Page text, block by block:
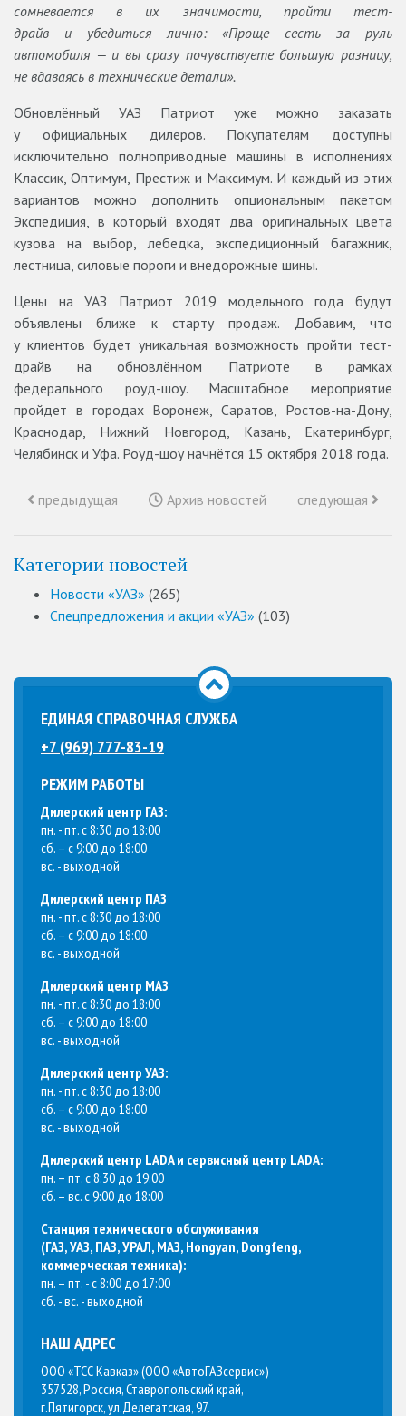
сомневается в их значимости, пройти тест-
драйв и убедиться лично: «Проще сесть за руль
автомобиля — и вы сразу почувствуете большую разницу,
не вдаваясь в технические детали».
Обновлённый УАЗ Патриот уже можно заказать
у официальных дилеров. Покупателям доступны
исключительно полноприводные машины в исполнениях
Классик, Оптимум, Престиж и Максимум. И каждый из этих
вариантов можно дополнить опциональным пакетом
Экспедиция, в который входят два оригинальных цвета
кузова на выбор, лебедка, экспедиционный багажник,
лестница, силовые пороги и внедорожные шины.
Цены на УАЗ Патриот 2019 модельного года будут
объявлены ближе к старту продаж. Добавим, что
у клиентов будет уникальная возможность пройти тест-
драйв на обновлённом Патриоте в рамках
федерального роуд-шоу. Масштабное мероприятие
пройдет в городах Воронеж, Саратов, Ростов-на-Дону,
Краснодар, Нижний Новгород, Казань, Екатеринбург,
Челябинск и Уфа. Роуд-шоу начнётся 15 октября 2018 года.
предыдущая Архив новостей следующая
Категории новостей
Новости «УАЗ» (265)
Спецпредложения и акции «УАЗ» (103)
ЕДИНАЯ СПРАВОЧНАЯ СЛУЖБА
+7 (969) 777-83-19
РЕЖИМ РАБОТЫ
Дилерский центр ГАЗ:
пн. - пт. с 8:30 до 18:00
сб. – с 9:00 до 18:00
вс. - выходной
Дилерский центр ПАЗ
пн. - пт. с 8:30 до 18:00
сб. – с 9:00 до 18:00
вс. - выходной
Дилерский центр МАЗ
пн. - пт. с 8:30 до 18:00
сб. – с 9:00 до 18:00
вс. - выходной
Дилерский центр УАЗ:
пн. - пт. с 8:30 до 18:00
сб. – с 9:00 до 18:00
вс. - выходной
Дилерский центр LADA и сервисный центр LADA:
пн. – пт. с 8:30 до 19:00
сб. – вс. с 9:00 до 18:00
Станция технического обслуживания
(ГАЗ, УАЗ, ПАЗ, УРАЛ, МАЗ, Hongyan, Dongfeng,
коммерческая техника):
пн. – пт. - с 8:00 до 17:00
сб. - вс. - выходной
НАШ АДРЕС
ООО «ТСС Кавказ» (ООО «АвтоГАЗсервис»)
357528, Россия, Ставропольский край,
г.Пятигорск, ул.Делегатская, 97.